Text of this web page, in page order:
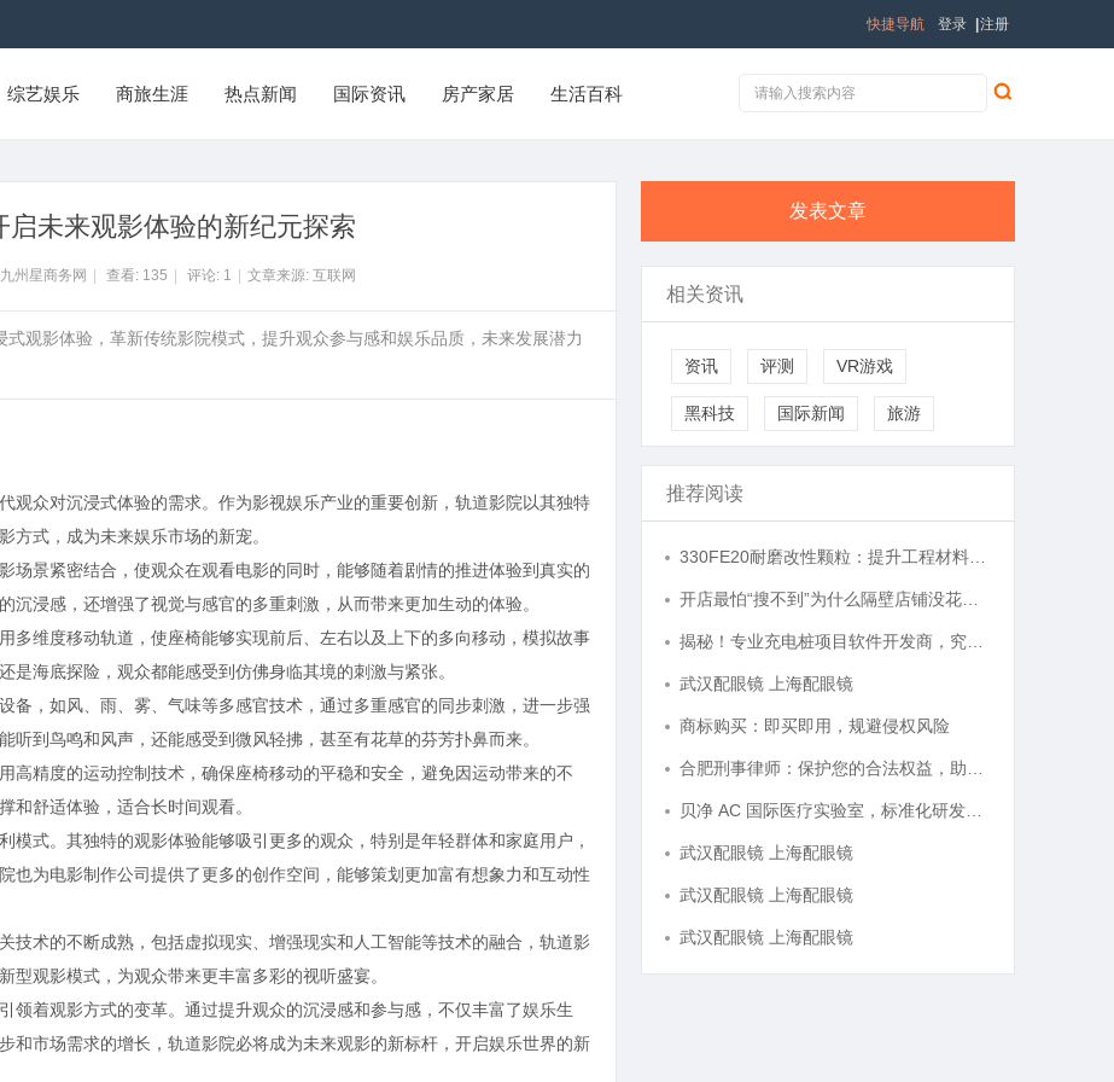
登录 注册
快捷导航
综艺娱乐 商旅生涯 热点新闻 国际资讯 房产家居 生活百科
启未来观影体验的新纪元探索
州星商务网 查看: 135 评论: 1 文章来源: 互联网
观影体验，革新传统影院模式，提升观众参与感和娱乐品质，未来发展潜力
观众对沉浸式体验的需求。作为影视娱乐产业的重要创新，轨道影院以其独特
方式，成为未来娱乐市场的新宠。
场景紧密结合，使观众在观看电影的同时，能够随着剧情的推进体验到真实的
浸感，还增强了视觉与感官的多重刺激，从而带来更加生动的体验。
多维度移动轨道，使座椅能够实现前后、左右以及上下的多向移动，模拟故事
海底探险，观众都能感受到仿佛身临其境的刺激与紧张。
备，如风、雨、雾、气味等多感官技术，通过多重感官的同步刺激，进一步强
到鸟鸣和风声，还能感受到微风轻拂，甚至有花草的芬芳扑鼻而来。
高精度的运动控制技术，确保座椅移动的平稳和安全，避免因运动带来的不
和舒适体验，适合长时间观看。
模式。其独特的观影体验能够吸引更多的观众，特别是年轻群体和家庭用户，
也为电影制作公司提供了更多的创作空间，能够策划更加富有想象力和互动性
技术的不断成熟，包括虚拟现实、增强现实和人工智能等技术的融合，轨道影
型观影模式，为观众带来更丰富多彩的视听盛宴。
领着观影方式的变革。通过提升观众的沉浸感和参与感，不仅丰富了娱乐生
和市场需求的增长，轨道影院必将成为未来观影的新标杆，开启娱乐世界的新
发表文章
相关资讯
资讯 评测 VR游戏
黑科技 国际新闻 旅游
推荐阅读
武汉配眼镜 上海配眼镜
商标购买：即买即用，规避侵权风险
武汉配眼镜 上海配眼镜
武汉配眼镜 上海配眼镜
武汉配眼镜 上海配眼镜